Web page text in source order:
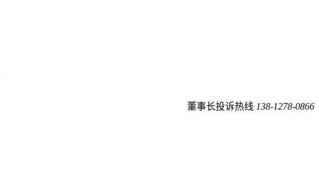
董事长投诉热线 138-1278-0866